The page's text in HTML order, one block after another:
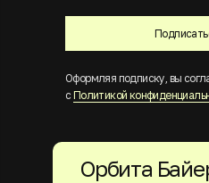
Оформляя подписку, вы
с Политикой
Орбита